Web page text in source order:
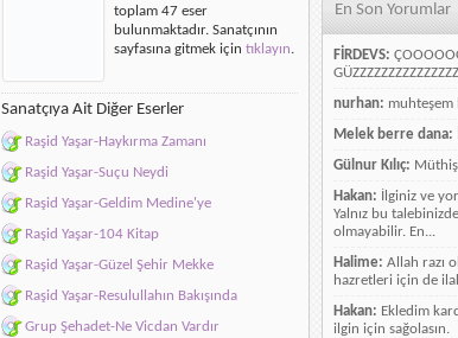
toplam 47 eser
bulunmaktadır. Sanatçının
sayfasına gitmek için tıklayın.
Sanatçıya Ait Diğer Eserler
Raşid Yaşar-Haykırma Zamanı
Raşid Yaşar-Suçu Neydi
Raşid Yaşar-Geldim Medine'ye
Raşid Yaşar-104 Kitap
Raşid Yaşar-Güzel Şehir Mekke
Raşid Yaşar-Resulullahın Bakışında
Grup Şehadet-Ne Vicdan Vardır
En Son Yorumlar
FİRDEVS:
nurhan: muhteşem
Melek berre dana:
Gülnur Kılıç:
Hakan: İlginiz ve
Yalnız bu
olmayabilir. En...
Halime: Allah razı
hazretleri için de
Hakan: Ekledim
ilgin için sağolasın.